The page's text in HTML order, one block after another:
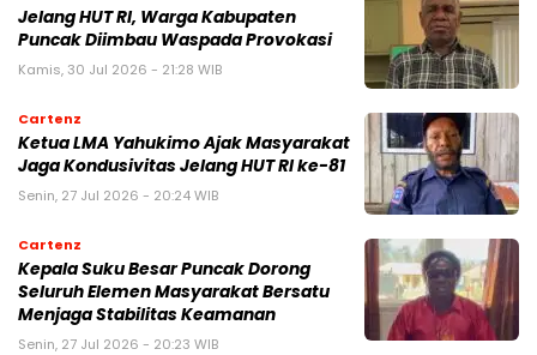
Jelang HUT RI, Warga Kabupaten
Puncak Diimbau Waspada Provokasi
Kamis, 30 Jul 2026 - 21:28 WIB
Cartenz
Ketua LMA Yahukimo Ajak Masyarakat
Jaga Kondusivitas Jelang HUT RI ke-81
Senin, 27 Jul 2026 - 20:24 WIB
Cartenz
Kepala Suku Besar Puncak Dorong
Seluruh Elemen Masyarakat Bersatu
Menjaga Stabilitas Keamanan
Senin, 27 Jul 2026 - 20:23 WIB